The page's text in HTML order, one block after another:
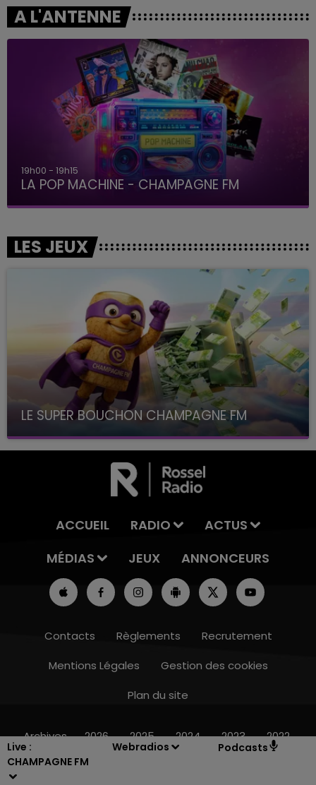
Live :
CHAMPAGNE FM
Webradios Podcasts
15h00 - 19h00
A L'ANTENNE
19h15 - 20h00
LA RADIO POP
LES JEUX
LE SUPER BOUCHON CHAMPAGNE FM
avec La Famille Champagne FM, à 8H10
ACCUEIL RADIO
ACTUS
MÉDIAS
JEUX ANNONCEURS
Contacts Règlements
Recrutement
Mentions Légales
Gestion des cookies
Plan du site
Archives 2026 2025 2024 2023 2022